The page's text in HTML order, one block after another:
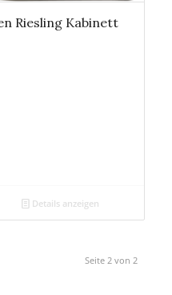
Riesling Kabinett
Details anzeigen
Seite 2 von 2